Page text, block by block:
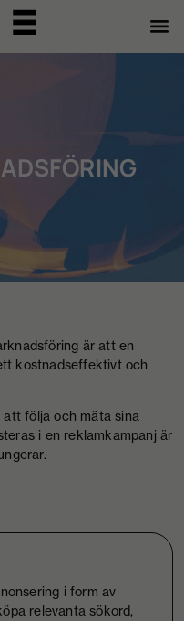
är att en
kostnadseffektivt och
följa och mäta sina
i en reklamkampanj är
i form av
relevanta sökord,